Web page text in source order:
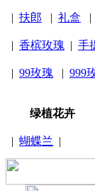
| 扶郎 | 礼盒 |
| 香槟玫瑰 | 手
| 99玫瑰 | 999
绿植花卉
| 蝴蝶兰 |